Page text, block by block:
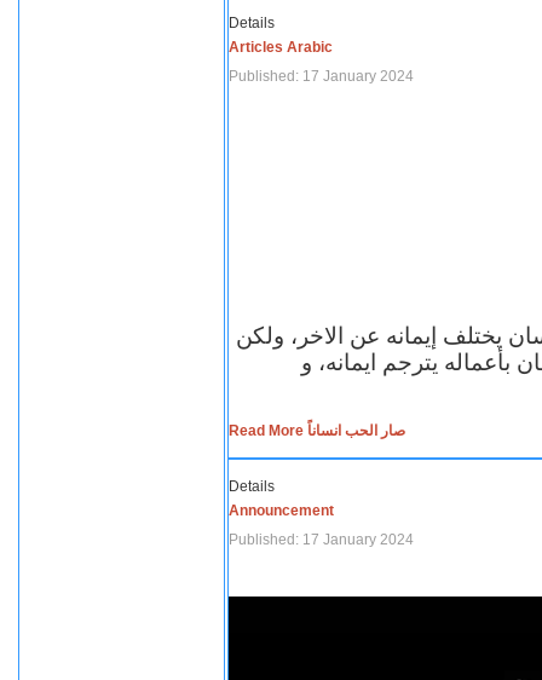
Details
Articles Arabic
Published: 17 January 2024
يختلف إيمانه عن الاخر، ولكن
بأعماله يترجم ايمانه، و
Read More صار الحب انساناً
Details
Announcement
Published: 17 January 2024